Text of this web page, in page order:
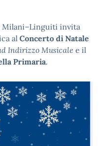
Milani–Linguiti invita
al Concerto di Natale
Indirizzo Musicale e il
Primaria.